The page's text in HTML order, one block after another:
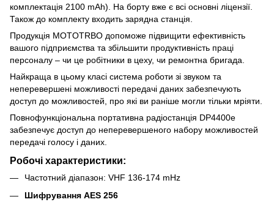
комплектація 2100 mAh). На борту вже є всі основні ліцензії.
Також до комплекту входить зарядна станція.
Продукція MOTOTRBO допоможе підвищити ефективність
вашого підприємства та збільшити продуктивність праці
персоналу – чи це робітники в цеху, чи ремонтна бригада.
Найкраща в цьому класі система роботи зі звуком та
неперевершені можливості передачі даних забезпечують
доступ до можливостей, про які ви раніше могли тільки мріяти.
Повнофункціональна портативна радіостанція DP4400e
забезпечує доступ до неперевершеного набору можливостей
передачі голосу і даних.
Робочі характеристики:
Частотний діапазон: VHF 136-174 mHz
Шифрування AES 256